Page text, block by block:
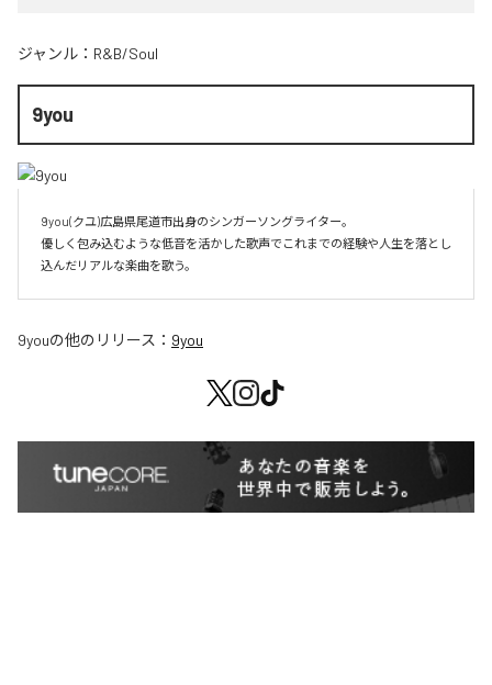
ジャンル： R&B/Soul
9you
9you(クユ)広島県尾道市出身のシンガーソングライター。
優しく包み込むような低音を活かした歌声でこれまでの経験や人生を落とし
込んだリアルな楽曲を歌う。
9youの他のリリース： 9you